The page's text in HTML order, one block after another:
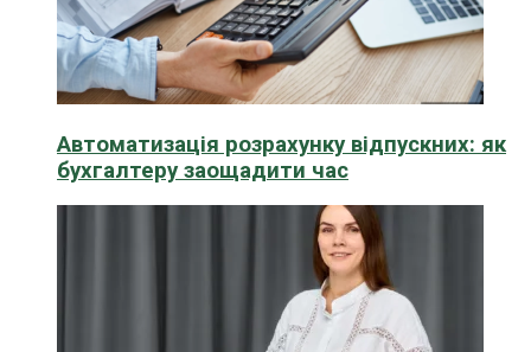
Автоматизація розрахунку відпускних: як
бухгалтеру заощадити час